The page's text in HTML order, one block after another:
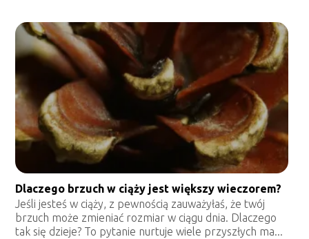
Dlaczego brzuch w ciąży jest większy wieczorem?
Jeśli jesteś w ciąży, z pewnością zauważyłaś, że twój
brzuch może zmieniać rozmiar w ciągu dnia. Dlaczego
tak się dzieje? To pytanie nurtuje wiele przyszłych ma...